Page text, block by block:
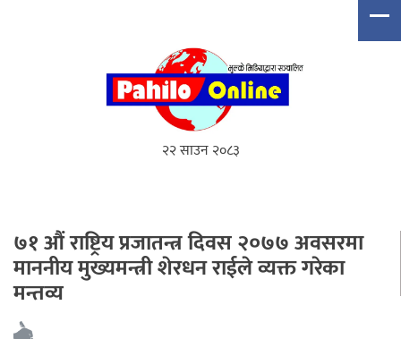
२२ साउन २०८३
७१ औं राष्ट्रिय प्रजातन्त्र दिवस २०७७ अवसरमा
माननीय मुख्यमन्त्री शेरधन राईले व्यक्त गरेका
मन्तव्य